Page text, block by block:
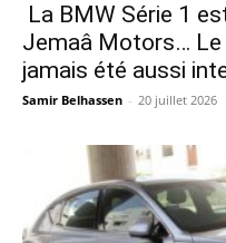
La BMW Série 1
Jemaâ Motors… Le
jamais été aussi
Samir Belhassen - 20 juillet 2026